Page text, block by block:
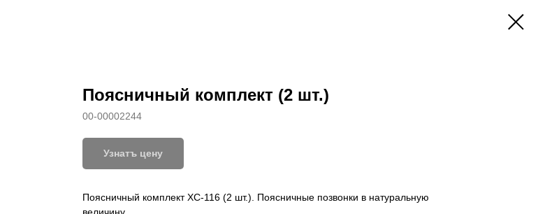
Поясничный комплект (2 шт.)
00-00002244
Узнатъ цену
Поясничный комплект XC-116 (2 шт.). Поясничные позвонки в натуральную